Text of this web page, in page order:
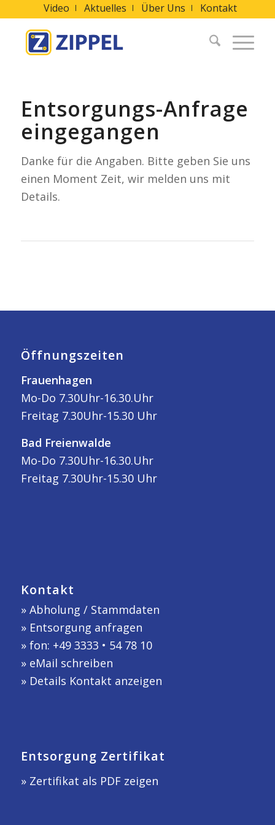
Video Aktuelles Über Uns Kontakt
Entsorgungs-Anfrage
eingegangen
Danke für die Angaben. Bitte geben Sie uns
einen Moment Zeit, wir melden uns mit
Details.
Öffnungszeiten
Frauenhagen
Mo-Do 7.30Uhr-16.30.Uhr
Freitag 7.30Uhr-15.30 Uhr
Bad Freienwalde
Mo-Do 7.30Uhr-16.30.Uhr
Freitag 7.30Uhr-15.30 Uhr
Kontakt
» Abholung / Stammdaten
» Entsorgung anfragen
» fon: +49 3333 • 54 78 10
» eMail schreiben
» Details Kontakt anzeigen
Entsorgung Zertifikat
» Zertifikat als PDF zeigen